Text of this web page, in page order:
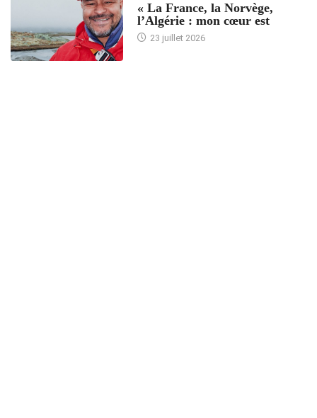
« La France, la Norvège,
l’Algérie : mon cœur est
23 juillet 2026